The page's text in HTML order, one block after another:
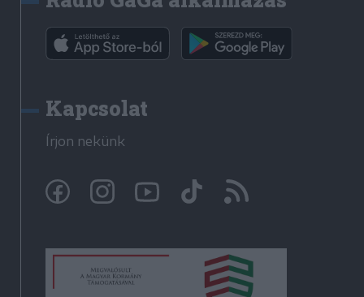
Kapcsolat
Írjon nekünk